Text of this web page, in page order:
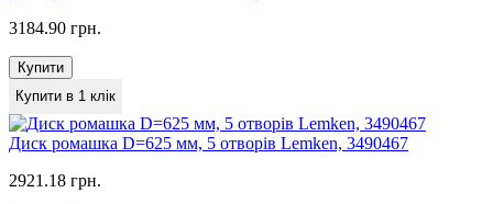
3184.90 грн.
Купити
Купити в 1 клік
Диск ромашка D=625 мм, 5 отворів Lemken, 3490467
2921.18 грн.